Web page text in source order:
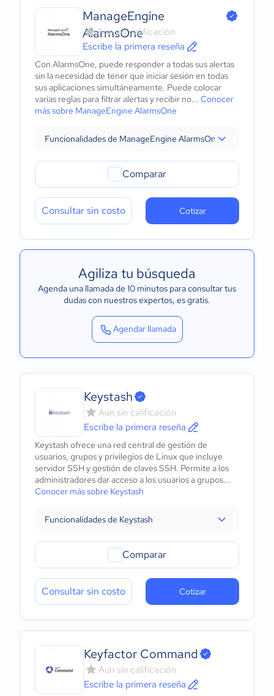
ManageEngine
AlarmsOne
Aún sin calificación
Escribe la primera reseña
Con AlarmsOne, puede responder a todas sus alertas
sin la necesidad de tener que iniciar sesión en todas
sus aplicaciones simultáneamente. Puede colocar
varias reglas para filtrar alertas y recibir no... Conocer
más sobre ManageEngine AlarmsOne
Funcionalidades de ManageEngine AlarmsOne
Comparar
Consultar sin costo Cotizar
Agiliza tu búsqueda
Agenda una llamada de 10 minutos para consultar tus
dudas con nuestros expertos, es gratis.
Agendar llamada
Keystash
Aún sin calificación
Escribe la primera reseña
Keystash ofrece una red central de gestión de
usuarios, grupos y privilegios de Linux que incluye
servidor SSH y gestión de claves SSH. Permite a los
administradores dar acceso a los usuarios a grupos...
Conocer más sobre Keystash
Funcionalidades de Keystash
Comparar
Consultar sin costo Cotizar
Keyfactor Command
Aún sin calificación
Escribe la primera reseña